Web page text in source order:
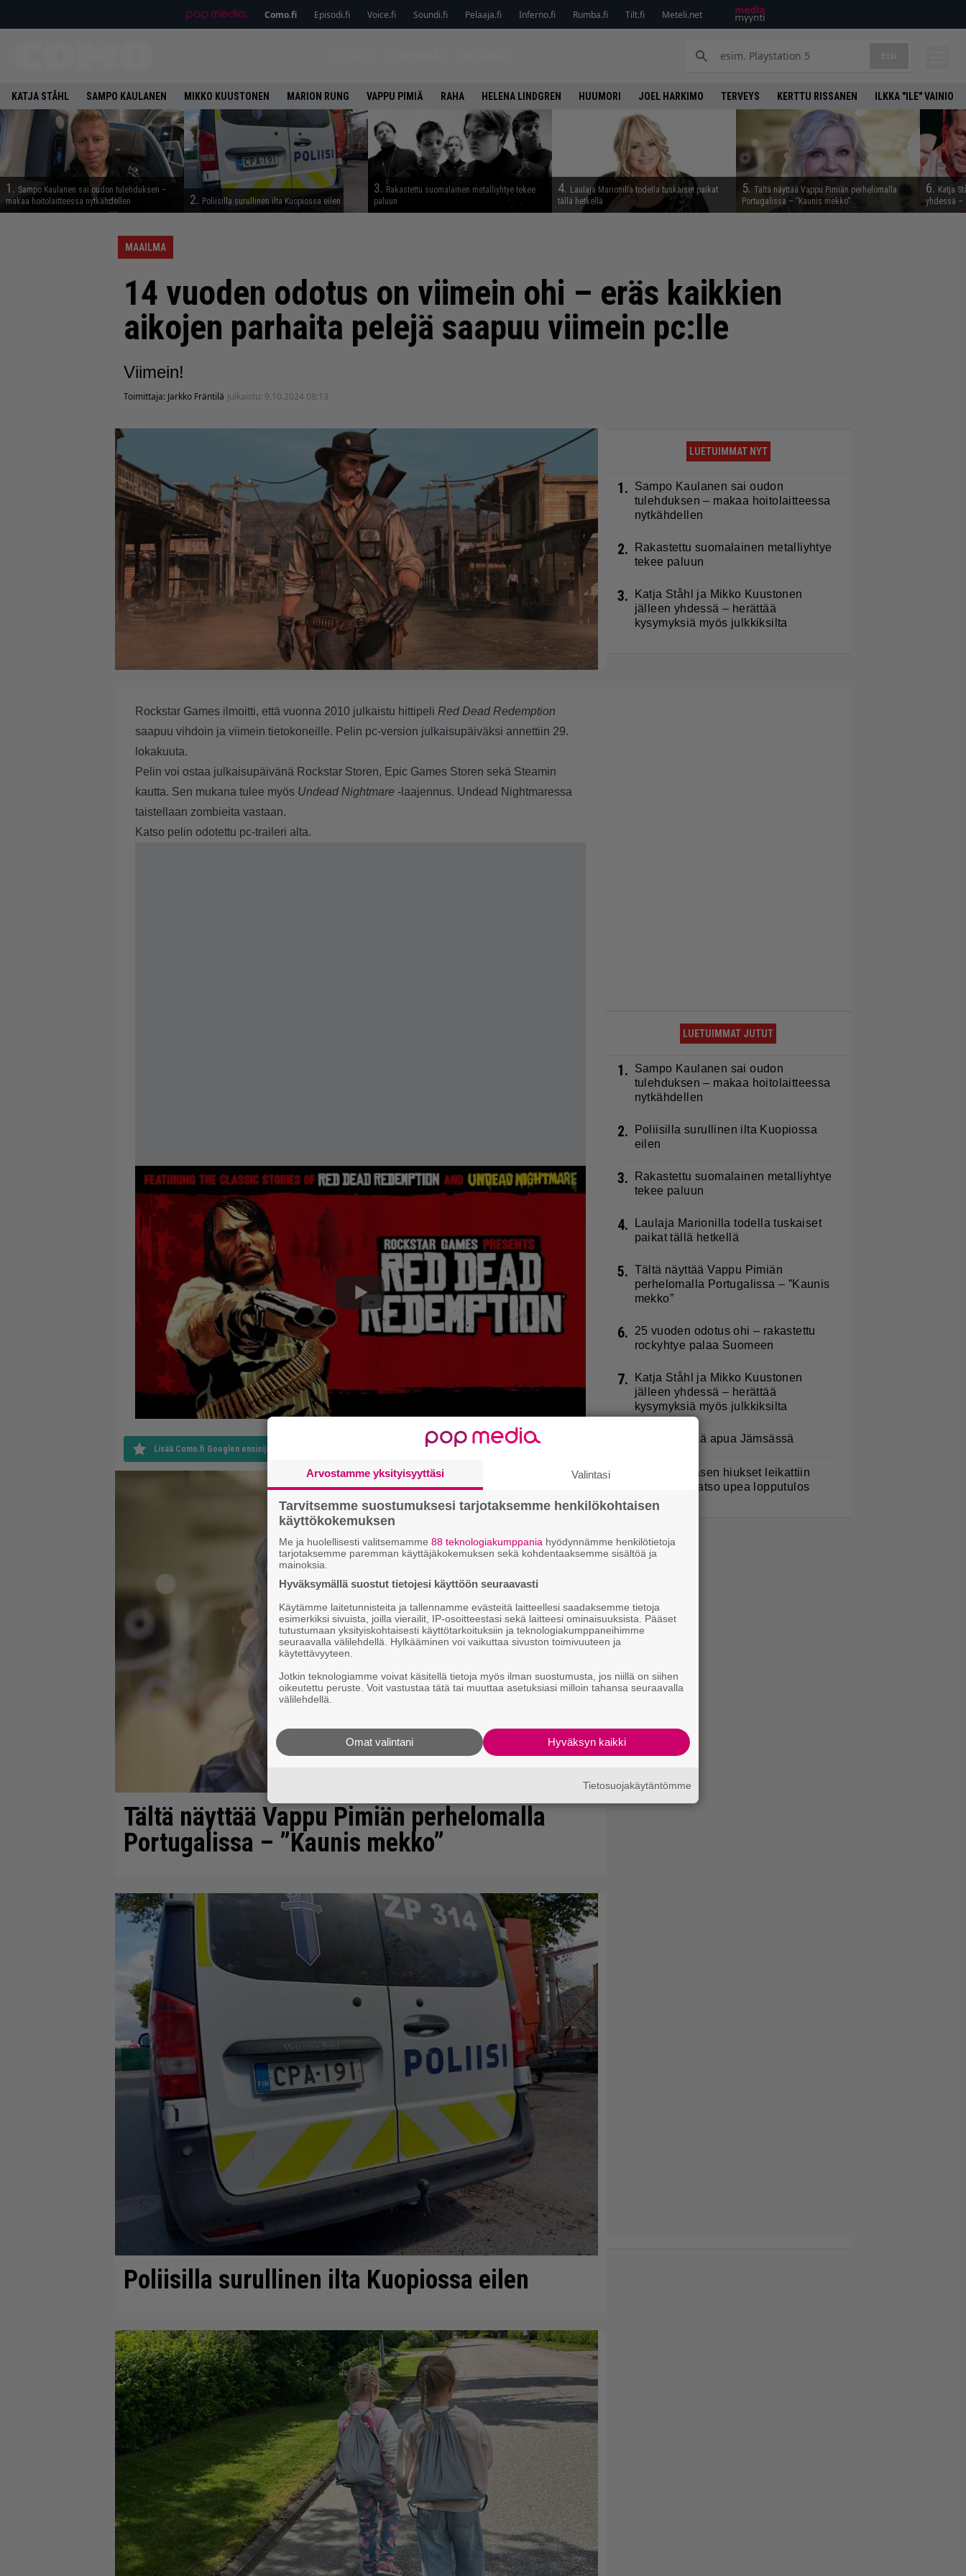
Como.fi Episodi.fi Voice.fi Soundi.fi Pelaaja.fi Inferno.fi Rumba.fi Tilt.fi Meteli.net
KATJA STÅHL SAMPO KAULANEN MIKKO KUUSTONEN MARION RUNG VAPPU PIMIÄ RAHA HELENA LINDGREN HUUMORI JOEL HARKIMO TERVEYS KERTTU RISSANEN ILKKA "ILE" VAINIO
1. Sampo Kaulanen sai oudon tulehduksen –
makaa hoitolaitteessa nytkähdellen
2. Poliisilla surullinen ilta Kuopiossa eilen
3. Rakastettu suomalainen metalliyhtye tekee
paluun
4. Laulaja Marionilla todella tuskaiset paikat
tällä hetkellä
5. Tältä näyttää Vappu Pimiän perhelomalla
Portugalissa – ”Kaunis mekko”
6. Katja
yhdessä –
MAAILMA
14 vuoden odotus on viimein ohi – eräs kaikkien
aikojen parhaita pelejä saapuu viimein pc:lle
Viimein!
Toimittaja: Jarkko Fräntilä Julkaistu: 9.10.2024 08:13
LUETUIMMAT NYT
1.
Sampo Kaulanen sai oudon
tulehduksen – makaa hoitolaitteessa
nytkähdellen
2.
Rakastettu suomalainen metalliyhtye
tekee paluun
3.
Katja Ståhl ja Mikko Kuustonen
jälleen yhdessä – herättää
kysymyksiä myös julkkiksilta
Rockstar Games ilmoitti, että vuonna 2010 julkaistu hittipeli Red Dead Redemption
saapuu vihdoin ja viimein tietokoneille. Pelin pc-version julkaisupäiväksi annettiin 29.
lokakuuta.
Pelin voi ostaa julkaisupäivänä Rockstar Storen, Epic Games Storen sekä Steamin
kautta. Sen mukana tulee myös Undead Nightmare -laajennus. Undead Nightmaressa
taistellaan zombieita vastaan.
Katso pelin odotettu pc-traileri alta.
Lisää Como.fi Googlen ensisijaiseksi lähteeksi
Tältä näyttää Vappu Pimiän perhelomalla
Portugalissa – ”Kaunis mekko”
Poliisilla surullinen ilta Kuopiossa eilen
LUETUIMMAT JUTUT
1.
Sampo Kaulanen sai oudon
tulehduksen – makaa hoitolaitteessa
nytkähdellen
2.
Poliisilla surullinen ilta Kuopiossa
eilen
3.
Rakastettu suomalainen metalliyhtye
tekee paluun
4.
Laulaja Marionilla todella tuskaiset
paikat tällä hetkellä
5. Tältä näyttää Vappu Pimiän
perhelomalla Portugalissa – ”Kaunis
mekko”
6.
25 vuoden odotus ohi – rakastettu
rockyhtye palaa Suomeen
7.
Katja Ståhl ja Mikko Kuustonen
jälleen yhdessä – herättää
kysymyksiä myös julkkiksilta
Poliisi pyytää apua Jämsässä
Kerttu Rissasen hiukset leikattiin
lyhyeksi – katso upea lopputulos
Arvostamme yksityisyyttäsi Valintasi
Tarvitsemme suostumuksesi tarjotaksemme henkilökohtaisen
käyttökokemuksen
Me ja huolellisesti valitsemamme 88 teknologiakumppania hyödynnämme henkilötietoja
tarjotaksemme paremman käyttäjäkokemuksen sekä kohdentaaksemme sisältöä ja
mainoksia.
Hyväksymällä suostut tietojesi käyttöön seuraavasti
Käytämme laitetunnisteita ja tallennamme evästeitä laitteellesi saadaksemme tietoja
esimerkiksi sivuista, joilla vierailit, IP-osoitteestasi sekä laitteesi ominaisuuksista. Pääset
tutustumaan yksityiskohtaisesti käyttötarkoituksiin ja teknologiakumppaneihimme
seuraavalla välilehdellä. Hylkääminen voi vaikuttaa sivuston toimivuuteen ja
käytettävyyteen.
Jotkin teknologiamme voivat käsitellä tietoja myös ilman suostumusta, jos niillä on siihen
oikeutettu peruste. Voit vastustaa tätä tai muuttaa asetuksiasi milloin tahansa seuraavalla
välilehdellä.
Hyväksyn kaikki
Omat valintani
Tietosuojakäytäntömme